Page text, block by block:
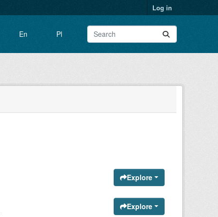
Log in
En Pl
Explore
Explore